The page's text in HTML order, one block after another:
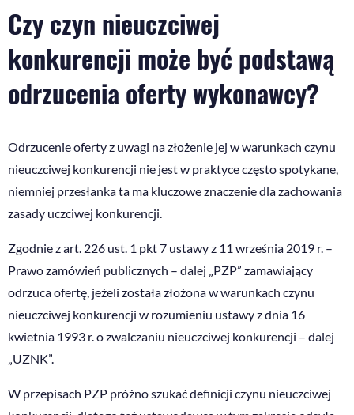
Czy czyn nieuczciwej
konkurencji może być podstawą
odrzucenia oferty wykonawcy?
Odrzucenie oferty z uwagi na złożenie jej w warunkach czynu
nieuczciwej konkurencji nie jest w praktyce często spotykane,
niemniej przesłanka ta ma kluczowe znaczenie dla zachowania
zasady uczciwej konkurencji.
Zgodnie z art. 226 ust. 1 pkt 7 ustawy z 11 września 2019 r. –
Prawo zamówień publicznych – dalej „PZP” zamawiający
odrzuca ofertę, jeżeli została złożona w warunkach czynu
nieuczciwej konkurencji w rozumieniu ustawy z dnia 16
kwietnia 1993 r. o zwalczaniu nieuczciwej konkurencji – dalej
„UZNK”.
W przepisach PZP próżno szukać definicji czynu nieuczciwej